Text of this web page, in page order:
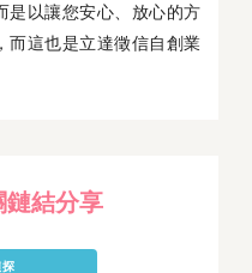
是以讓您安心、放心的方
而這也是立達徵信自創業
鏈結分享